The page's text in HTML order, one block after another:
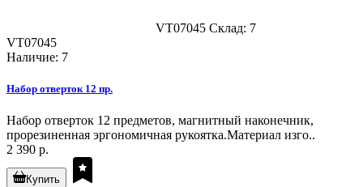
VT07045 Склад: 7
VT07045
Наличие: 7
Набор отверток 12 пр.
Набор отверток 12 предметов, магнитный наконечник,
прорезиненная эргономичная рукоятка.Материал изго..
2 390 р.
Купить